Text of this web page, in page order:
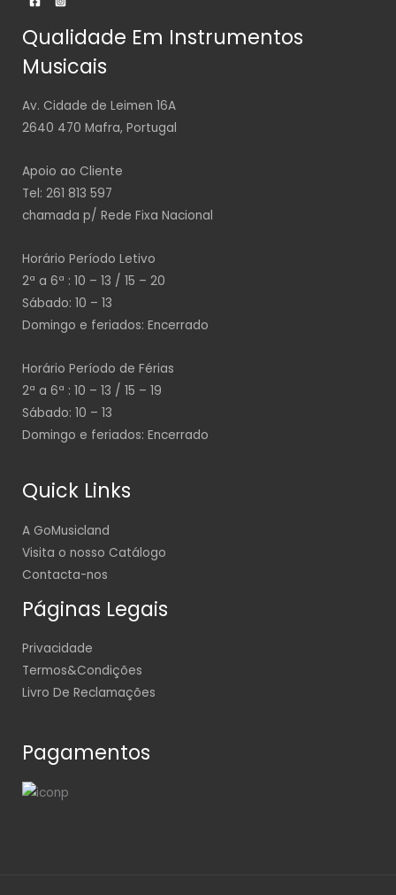
Qualidade Em Instrumentos
Musicais
Av. Cidade de Leimen 16A
2640 470 Mafra, Portugal
Apoio ao Cliente
Tel: 261 813 597
chamada p/ Rede Fixa Nacional
Horário Período Letivo
2ª a 6ª : 10 – 13 / 15 – 20
Sábado: 10 – 13
Domingo e feriados: Encerrado
Horário Período de Férias
2ª a 6ª : 10 – 13 / 15 – 19
Sábado: 10 – 13
Domingo e feriados: Encerrado
Quick Links
A GoMusicland
Visita o nosso Catálogo
Contacta-nos
Páginas Legais
Privacidade
Termos&Condições
Livro De Reclamações
Pagamentos